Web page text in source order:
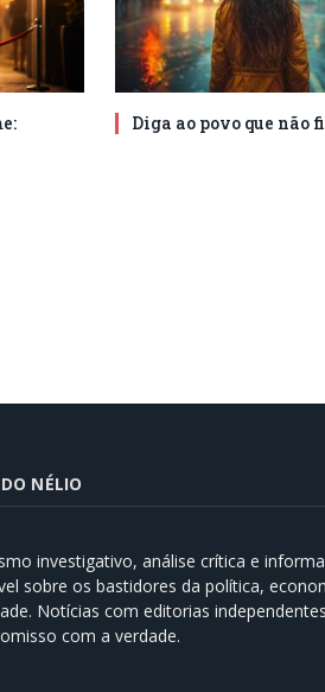
Diga ao povo que não
NÉLIO
investigativo, análise crítica e
sobre os bastidores da política,
Notícias com editorias
com a verdade.